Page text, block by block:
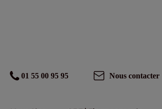
01 55 00 95 95 Nous contacter